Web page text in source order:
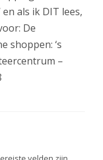
als ik DIT lees,
De
shoppen: ‘s
–